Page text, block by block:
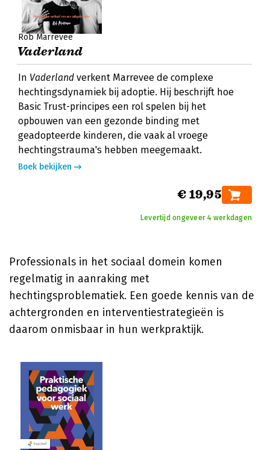
Rob Marrevee
Vaderland
In Vaderland verkent Marrevee de complexe
hechtingsdynamiek bij adoptie. Hij beschrijft hoe
Basic Trust-principes een rol spelen bij het
opbouwen van een gezonde binding met
geadopteerde kinderen, die vaak al vroege
hechtingstrauma's hebben meegemaakt.
Boek bekijken
€ 19,95
Levertijd ongeveer 4 werkdagen
Professionals in het sociaal domein komen
regelmatig in aanraking met
hechtingsproblematiek. Een goede kennis van de
achtergronden en interventiestrategieën is
daarom onmisbaar in hun werkpraktijk.